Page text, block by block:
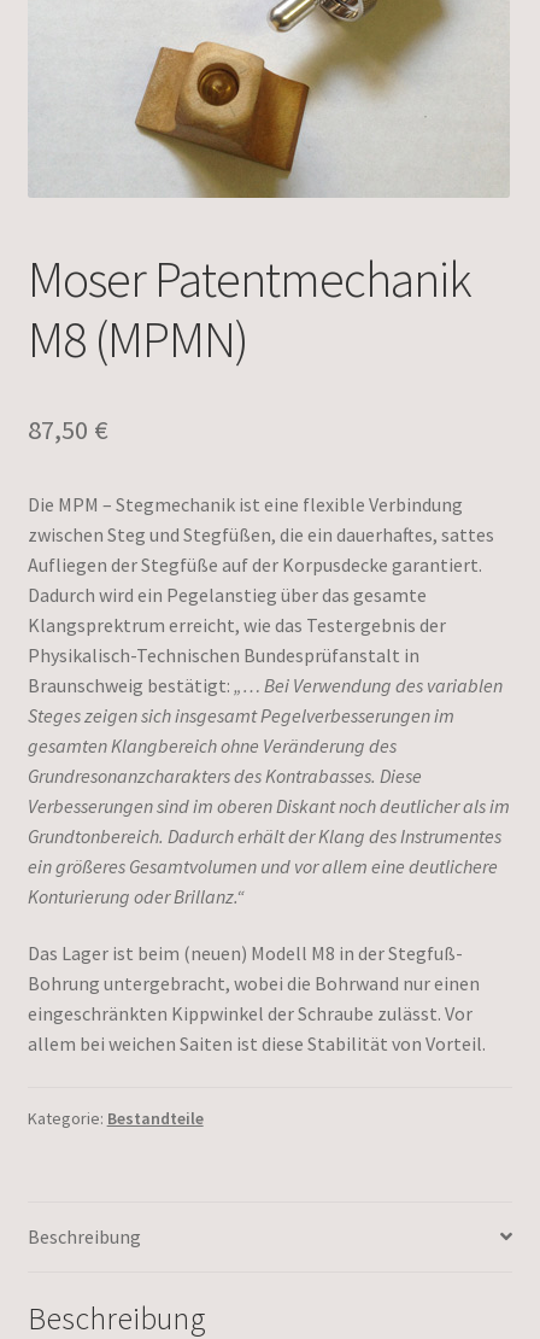
Moser Patentmechanik
M8 (MPMN)
87,50 €
Die MPM – Stegmechanik ist eine flexible Verbindung
zwischen Steg und Stegfüßen, die ein dauerhaftes, sattes
Aufliegen der Stegfüße auf der Korpusdecke garantiert.
Dadurch wird ein Pegelanstieg über das gesamte
Klangsprektrum erreicht, wie das Testergebnis der
Physikalisch-Technischen Bundesprüfanstalt in
Braunschweig bestätigt: „… Bei Verwendung des variablen
Steges zeigen sich insgesamt Pegelverbesserungen im
gesamten Klangbereich ohne Veränderung des
Grundresonanzcharakters des Kontrabasses. Diese
Verbesserungen sind im oberen Diskant noch deutlicher als im
Grundtonbereich. Dadurch erhält der Klang des Instrumentes
ein größeres Gesamtvolumen und vor allem eine deutlichere
Konturierung oder Brillanz.“
Das Lager ist beim (neuen) Modell M8 in der Stegfuß-
Bohrung untergebracht, wobei die Bohrwand nur einen
eingeschränkten Kippwinkel der Schraube zulässt. Vor
allem bei weichen Saiten ist diese Stabilität von Vorteil.
Kategorie: Bestandteile
Beschreibung
Beschreibung